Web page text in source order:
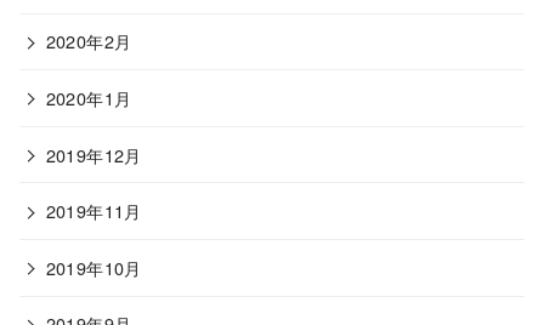
2020年2月
2020年1月
2019年12月
2019年11月
2019年10月